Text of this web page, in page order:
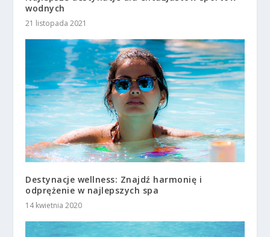
wodnych
21 listopada 2021
Destynacje wellness: Znajdź harmonię i
odprężenie w najlepszych spa
14 kwietnia 2020